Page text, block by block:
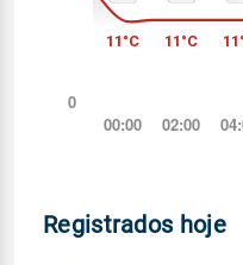
Registrados hoje